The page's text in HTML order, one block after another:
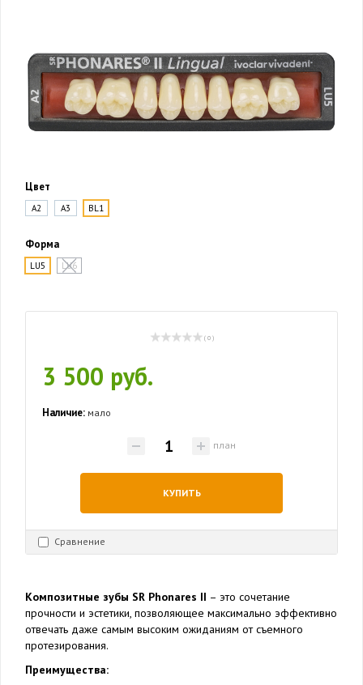
Цвет
A2 A3 BL1
Форма
LU5 LU6
( 0 )
3 500 руб.
Наличие: мало
план
КУПИТЬ
Сравнение
Композитные зубы SR Phonares II – это сочетание
прочности и эстетики, позволяющее максимально эффективно
отвечать даже самым высоким ожиданиям от съемного
протезирования.
Преимущества: